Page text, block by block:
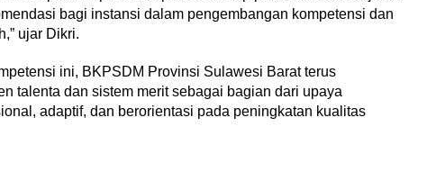
bagi instansi dalam pengembangan kompetensi dan
ujar Dikri.
ini, BKPSDM Provinsi Sulawesi Barat terus
talenta dan sistem merit sebagai bagian dari upaya
adaptif, dan berorientasi pada peningkatan kualitas